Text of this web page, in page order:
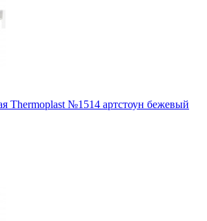
Thermoplast №1514 артстоун бежевый